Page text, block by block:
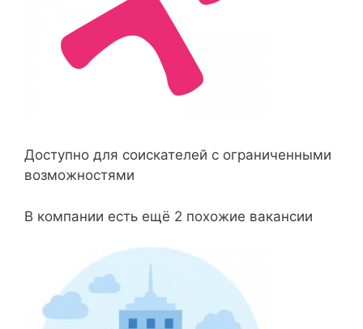
Доступно для соискателей с ограниченными
возможностями
В компании есть ещё 2 похожие вакансии